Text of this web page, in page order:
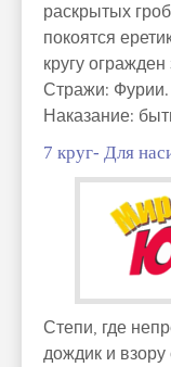
раскрытых
покоятся
кругу
Стражи: Фурии.
Наказание:
7 круг- Для
Степи, где
дождик и